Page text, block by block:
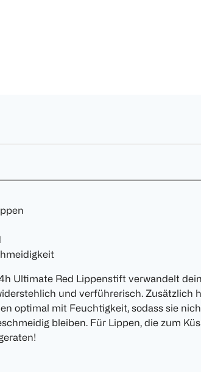
Ultimate Red Lippenstift verwandelt
und verführerisch. Zusätzlich
optimal mit Feuchtigkeit, sodass sie
bleiben. Für Lippen, die zum